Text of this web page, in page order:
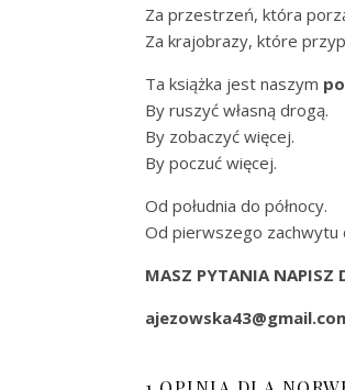
Za przestrzeń, która
Za krajobrazy, które
Ta książka jest naszym
By ruszyć własną drogą.
By zobaczyć więcej.
By poczuć więcej.
Od południa do północy.
Od pierwszego
MASZ PYTANIA NAPISZ